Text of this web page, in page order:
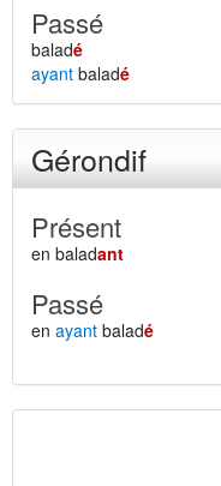
Passé
baladé
ayant baladé
Gérondif
Présent
en baladant
Passé
en ayant baladé